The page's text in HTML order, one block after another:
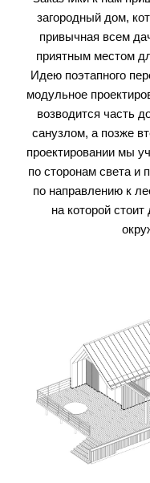
загородный дом,
привычная всем
приятным местом
Идею поэтапного
модульное
возводится часть
санузлом, а позже
проектировании мы
по сторонам света и
по направлению к
на которой